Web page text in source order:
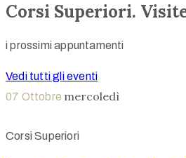
Corsi Superiori.
i prossimi appuntamenti
Vedi tutti gli eventi
07 Ottobre mercoledì
Corsi Superiori